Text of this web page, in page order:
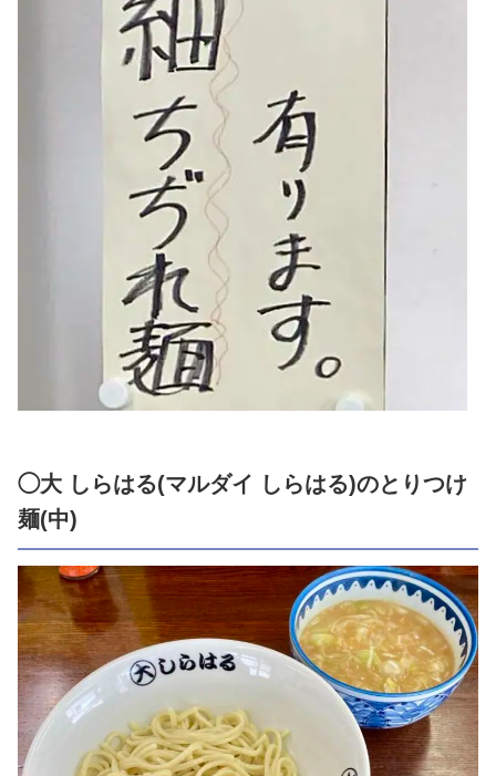
◯大 しらはる(マルダイ しらはる)のとりつけ
麺(中)